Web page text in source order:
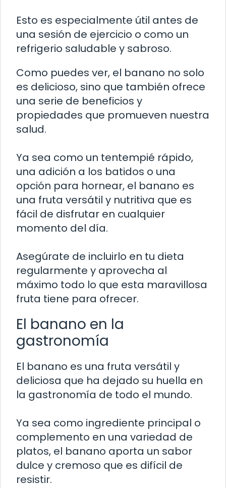
Esto es especialmente útil antes de
una sesión de ejercicio o como un
refrigerio saludable y sabroso.
Como puedes ver, el banano no solo
es delicioso, sino que también ofrece
una serie de beneficios y
propiedades que promueven nuestra
salud.
Ya sea como un tentempié rápido,
una adición a los batidos o una
opción para hornear, el banano es
una fruta versátil y nutritiva que es
fácil de disfrutar en cualquier
momento del día.
Asegúrate de incluirlo en tu dieta
regularmente y aprovecha al
máximo todo lo que esta maravillosa
fruta tiene para ofrecer.
El banano en la
gastronomía
El banano es una fruta versátil y
deliciosa que ha dejado su huella en
la gastronomía de todo el mundo.
Ya sea como ingrediente principal o
complemento en una variedad de
platos, el banano aporta un sabor
dulce y cremoso que es difícil de
resistir.